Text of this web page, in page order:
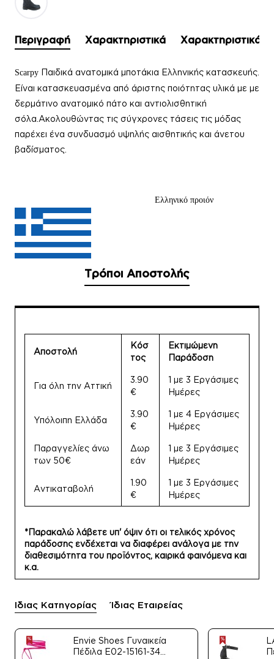
Περιγραφή Χαρακτηριστικά Χαρακτηριστικά
Scarpy Παιδικά ανατομικά μποτάκια Ελληνικής κατασκευής.
Είναι κατασκευασμένα από άριστης ποιότητας υλικά με με
δερμάτινο ανατομικό πάτο και αντιολισθητική
σόλα.Ακολουθώντας τις σύγχρονες τάσεις τις μόδας
παρέχει ένα συνδυασμό υψηλής αισθητικής και άνετου
βαδίσματος.
Ελληνικό προιόν
Τρόποι Αποστολής
Αποστολή
Κόσ
τος
Εκτιμώμενη
Παράδοση
Για όλη την Αττική
3.90
€
1 με 3 Εργάσιμες
Ημέρες
Υπόλοιπη Ελλάδα
3.90
€
1 με 4 Εργάσιμες
Ημέρες
Παραγγελίες άνω
των 50€
Δωρ
εάν
1 με 3 Εργάσιμες
Ημέρες
Αντικαταβολή
1.90
€
1 με 3 Εργάσιμες
Ημέρες
*Παρακαλώ λάβετε υπ' όψιν ότι οι τελικός χρόνος
παράδοσης ενδέχεται να διαφέρει ανάλογα με την
διαθεσιμότητα του προϊόντος, καιρικά φαινόμενα και
κ.α.
Ίδιας Κατηγορίας Ίδιας Εταιρείας
Envie Shoes Γυναικεία
Πέδιλα E02-15161-34